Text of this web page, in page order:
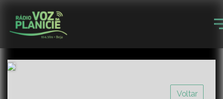
Voltar